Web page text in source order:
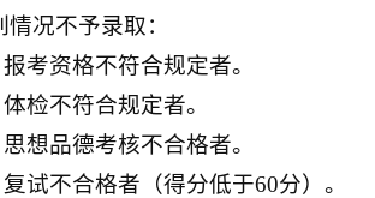
情况不予录取：
报考资格不符合规定者。
体检不符合规定者。
思想品德考核不合格者。
复试不合格者（得分低于60分）。